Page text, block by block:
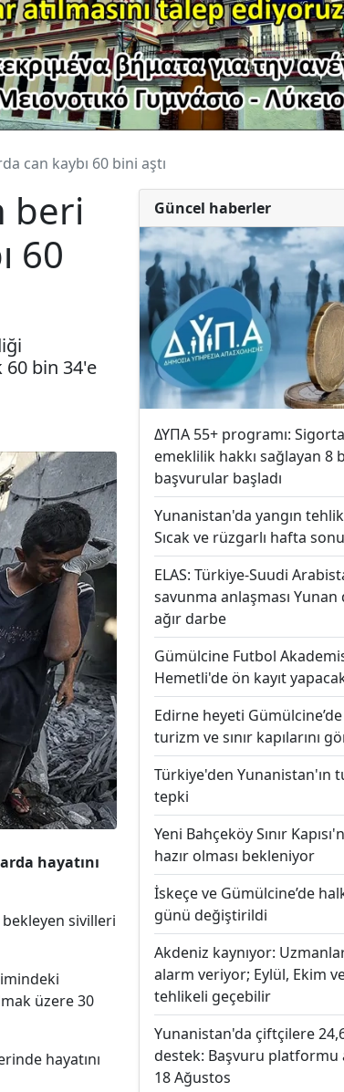
can kaybı 60 bini aştı
beri
60
60 bin 34'e
hayatını
bekleyen sivilleri
üzere 30
hayatını
Güncel haberler
ΔΥΠΑ 55+ programı:
emeklilik hakkı sağlayan 8
başvurular başladı
Yunanistan'da yangın
Sıcak ve rüzgarlı hafta
ELAS: Türkiye-Suudi
savunma anlaşması Yunan
ağır darbe
Gümülcine Futbol
Hemetli'de ön kayıt
Edirne heyeti
turizm ve sınır kapılarını
Türkiye'den Yunanistan'ın
tepki
Yeni Bahçeköy Sınır
hazır olması bekleniyor
İskeçe ve Gümülcine’de
günü değiştirildi
Akdeniz kaynıyor:
alarm veriyor; Eylül, Ekim
tehlikeli geçebilir
Yunanistan'da çiftçilere
destek: Başvuru platformu
18 Ağustos